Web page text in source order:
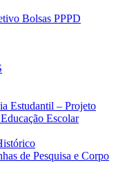
Bolsas PPPD
Estudantil – Projeto
Escolar
de Pesquisa e Corpo